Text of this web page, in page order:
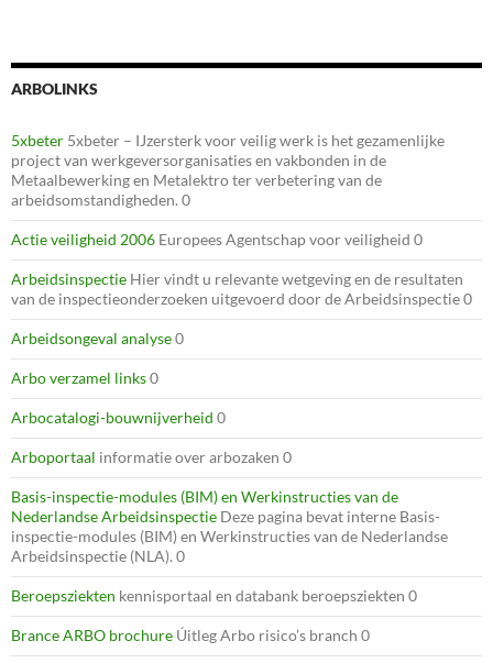
ARBOLINKS
5xbeter 5xbeter – IJzersterk voor veilig werk is het gezamenlijke
project van werkgeversorganisaties en vakbonden in de
Metaalbewerking en Metalektro ter verbetering van de
arbeidsomstandigheden. 0
Actie veiligheid 2006 Europees Agentschap voor veiligheid 0
Arbeidsinspectie Hier vindt u relevante wetgeving en de resultaten
van de inspectieonderzoeken uitgevoerd door de Arbeidsinspectie 0
Arbeidsongeval analyse0
Arbo verzamel links0
Arbocatalogi-bouwnijverheid 0
Arboportaal informatie over arbozaken 0
Basis-inspectie-modules (BIM) en Werkinstructies van de
Nederlandse Arbeidsinspectie Deze pagina bevat interne Basis-
inspectie-modules (BIM) en Werkinstructies van de Nederlandse
Arbeidsinspectie (NLA). 0
Beroepsziekten kennisportaal en databank beroepsziekten 0
Brance ARBO brochure Úitleg Arbo risico’s branch 0